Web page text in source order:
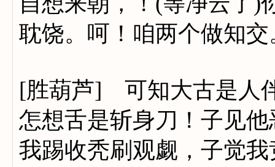
耽饶。呵！咱两个做知交
[胜葫芦] 可知大古是人
怎想舌是斩身刀！子见
我踢收秃刷观觑，子觉